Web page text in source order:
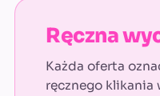
Ręczna
Każda oferta
ręcznego klikania